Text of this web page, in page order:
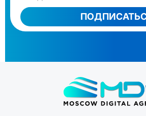
Специализация компании –
для построения корпоративных
инфраструктур